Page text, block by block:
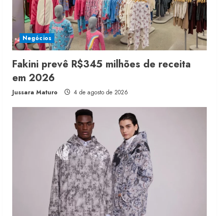
Negócios
Fakini prevê R$345 milhões de receita
em 2026
Jussara Maturo 4 de agosto de 2026